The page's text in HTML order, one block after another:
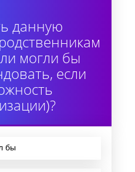
данную
могли бы
если
бы